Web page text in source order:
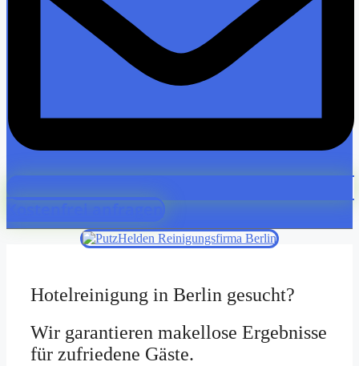
Kostenfrei anfragen
Hotelreinigung in Berlin gesucht?
Wir garantieren makellose Ergebnisse
für zufriedene Gäste.